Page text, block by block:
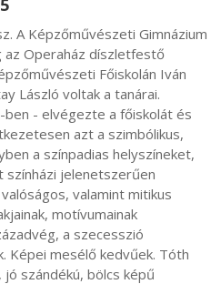
az Operaház díszletfestő
Főiskolán Iván
László voltak a tanárai.
azt a szimbólikus,
a színpadias helyszíneket,
színházi jelenetszerűen
valamint mitikus
motívumainak
a szecesszió
Képei mesélő kedvűek. Tóth
jó szándékú, bölcs képű